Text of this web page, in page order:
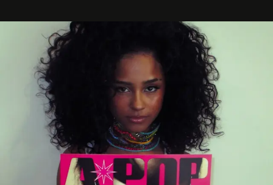
neerstrijkt in Saint-Tropez. Dit zijn de nieuwe adressen
die deze zomer de toon zetten, van lange lunches tot
zwoele nachten.